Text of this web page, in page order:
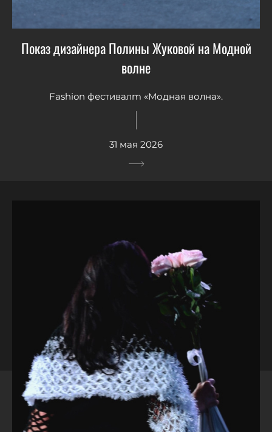
Показ дизайнера Полины Жуковой на Модной
волне
Fashion фестивалm «Модная волна».
31 мая 2026